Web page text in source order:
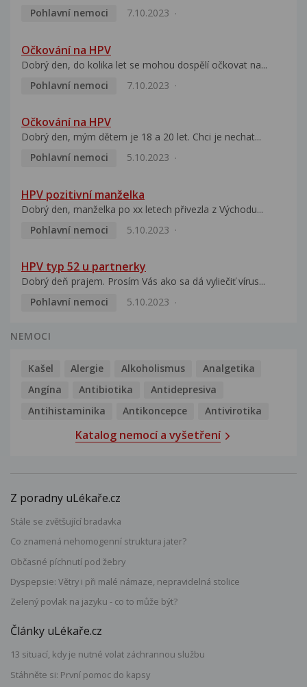
Pohlavní nemoci
7.10.2023
Očkování na HPV
Dobrý den, do kolika let se mohou dospělí očkovat na...
Pohlavní nemoci
7.10.2023
Očkování na HPV
Dobrý den, mým dětem je 18 a 20 let. Chci je nechat...
Pohlavní nemoci
5.10.2023
HPV pozitivní manželka
Dobrý den, manželka po xx letech přivezla z Východu...
Pohlavní nemoci
5.10.2023
HPV typ 52 u partnerky
Dobrý deň prajem. Prosím Vás ako sa dá vyliečiť vírus...
Pohlavní nemoci
5.10.2023
NEMOCI
Kašel Alergie Alkoholismus
Analgetika
Angína
Antibiotika
Antidepresiva
Antihistaminika
Antikoncepce Antivirotika
Katalog nemocí a vyšetření
Z poradny uLékaře.cz
Stále se zvětšující bradavka
Co znamená nehomogenní struktura jater?
Občasné píchnutí pod žebry
Dyspepsie: Větry i při malé námaze, nepravidelná stolice
Zelený povlak na jazyku - co to může být?
Články uLékaře.cz
13 situací, kdy je nutné volat záchrannou službu
Stáhněte si: První pomoc do kapsy